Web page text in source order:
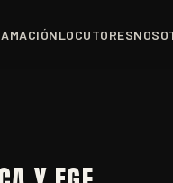
LOCUTORES